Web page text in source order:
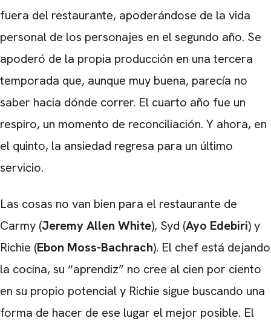
fuera del restaurante, apoderándose de la vida
personal de los personajes en el segundo año. Se
apoderó de la propia producción en una tercera
temporada que, aunque muy buena, parecía no
saber hacia dónde correr. El cuarto año fue un
respiro, un momento de reconciliación. Y ahora, en
el quinto, la ansiedad regresa para un último
servicio.
Las cosas no van bien para el restaurante de
Carmy (Jeremy Allen White), Syd (Ayo Edebiri) y
Richie (Ebon Moss-Bachrach). El chef está dejando
la cocina, su “aprendiz” no cree al cien por ciento
en su propio potencial y Richie sigue buscando una
forma de hacer de ese lugar el mejor posible. El